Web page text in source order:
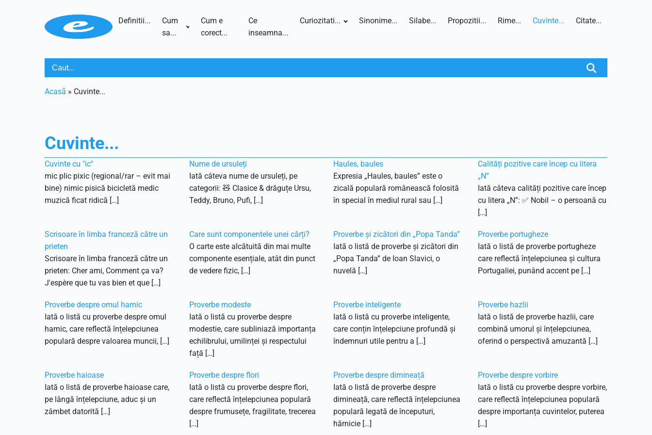
Definitii...
Cum
sa...
Cum e
corect...
Ce
inseamna...
Curiozitati... Sinonime... Silabe... Propozitii... Rime... Cuvinte... Citate...
Acasã » Cuvinte...
Cuvinte...
Cuvinte cu "ic"
mic plic pixic (regional/rar – evit mai
bine) nimic pisică bicicletă medic
muzică ficat ridică […]
Nume de ursuleți
Iată câteva nume de ursuleți, pe
categorii: 🧸 Clasice & drăguțe Ursu,
Teddy, Bruno, Pufi, […]
Haules, baules
Expresia „Haules, baules” este o
zicală populară românească folosită
în special în mediul rural sau […]
Calități pozitive care încep cu litera
„N”
Iată câteva calități pozitive care încep
cu litera „N”: ✅ Nobil – o persoană cu
[…]
Scrisoare în limba franceză către un
prieten
Scrisoare în limba franceză către un
prieten: Cher ami, Comment ça va?
J'espère que tu vas bien et que […]
Care sunt componentele unei cărți?
O carte este alcătuită din mai multe
componente esențiale, atât din punct
de vedere fizic, […]
Proverbe și zicători din „Popa Tanda”
Iată o listă de proverbe și zicători din
„Popa Tanda” de Ioan Slavici, o
nuvelă […]
Proverbe portugheze
Iată o listă de proverbe portugheze
care reflectă înțelepciunea și cultura
Portugaliei, punând accent pe […]
Proverbe despre omul harnic
Iată o listă cu proverbe despre omul
harnic, care reflectă înțelepciunea
populară despre valoarea muncii, […]
Proverbe modeste
Iată o listă cu proverbe despre
modestie, care subliniază importanța
echilibrului, umilinței și respectului
față […]
Proverbe inteligente
Iată o listă cu proverbe inteligente,
care conțin înțelepciune profundă și
îndemnuri utile pentru a […]
Proverbe hazlii
Iată o listă de proverbe hazlii, care
combină umorul și înțelepciunea,
oferind o perspectivă amuzantă […]
Proverbe haioase
Iată o listă de proverbe haioase care,
pe lângă înțelepciune, aduc și un
zâmbet datorită […]
Proverbe despre flori
Iată o listă cu proverbe despre flori,
care reflectă înțelepciunea populară
despre frumusețe, fragilitate, trecerea
[…]
Proverbe despre dimineață
Iată o listă de proverbe despre
dimineață, care reflectă înțelepciunea
populară legată de începuturi,
hărnicie […]
Proverbe despre vorbire
Iată o listă cu proverbe despre vorbire,
care reflectă înțelepciunea populară
despre importanța cuvintelor, puterea
[…]